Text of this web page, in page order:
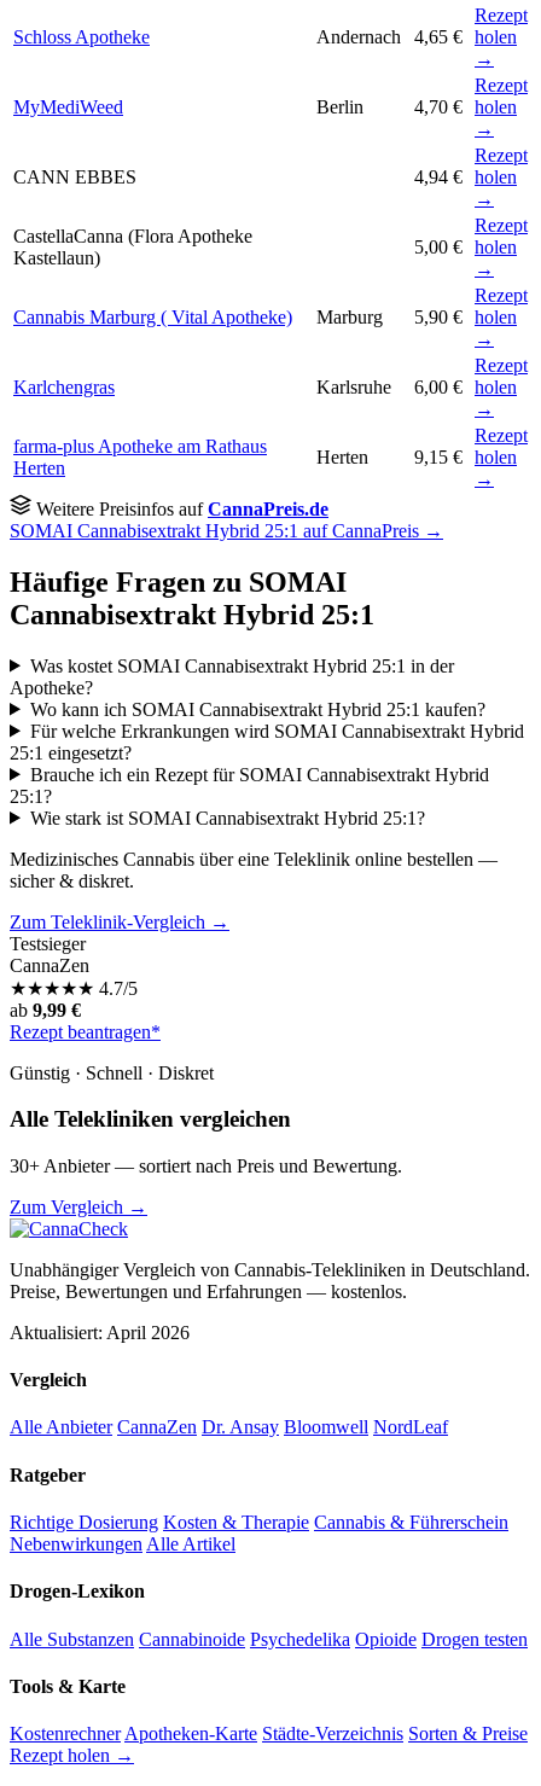
Schloss Apotheke Andernach 4,65 €
Rezept
holen
→
MyMediWeed Berlin 4,70 €
Rezept
holen
→
CANN EBBES 4,94 €
Rezept
holen
→
CastellaCanna (Flora Apotheke
Kastellaun)
5,00 €
Rezept
holen
→
Cannabis Marburg ( Vital Apotheke) Marburg 5,90 €
Rezept
holen
→
Karlchengras Karlsruhe 6,00 €
Rezept
holen
→
farma-plus Apotheke am Rathaus
Herten
Herten 9,15 €
Rezept
holen
→
Weitere Preisinfos aufCannaPreis.de
SOMAI Cannabisextrakt Hybrid 25:1 auf CannaPreis →
Häufige Fragen zu SOMAI
Cannabisextrakt Hybrid 25:1
Was kostet SOMAI Cannabisextrakt Hybrid 25:1 in der
Apotheke?
Wo kann ich SOMAI Cannabisextrakt Hybrid 25:1 kaufen?
Für welche Erkrankungen wird SOMAI Cannabisextrakt Hybrid
25:1 eingesetzt?
Brauche ich ein Rezept für SOMAI Cannabisextrakt Hybrid
25:1?
Wie stark ist SOMAI Cannabisextrakt Hybrid 25:1?
Medizinisches Cannabis über eine Teleklinik online bestellen —
sicher & diskret.
Zum Teleklinik-Vergleich →
Testsieger
CannaZen
★★★★★ 4.7/5
ab 9,99 €
Rezept beantragen*
Günstig · Schnell · Diskret
Alle Telekliniken vergleichen
30+ Anbieter — sortiert nach Preis und Bewertung.
Zum Vergleich →
Unabhängiger Vergleich von Cannabis-Telekliniken in Deutschland.
Preise, Bewertungen und Erfahrungen — kostenlos.
Aktualisiert: April 2026
Vergleich
Alle Anbieter CannaZen Dr. Ansay Bloomwell NordLeaf
Ratgeber
Richtige Dosierung Kosten & Therapie Cannabis & Führerschein
Nebenwirkungen Alle Artikel
Drogen-Lexikon
Alle Substanzen Cannabinoide Psychedelika Opioide Drogen testen
Tools & Karte
Kostenrechner Apotheken-Karte Städte-Verzeichnis Sorten & Preise
Rezept holen →